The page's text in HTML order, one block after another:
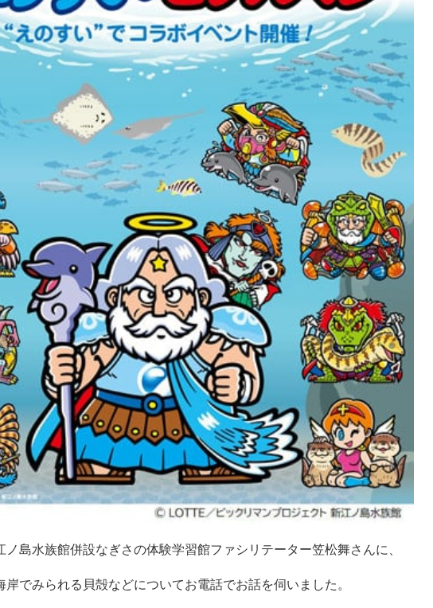
江ノ島水族館併設なぎさの体験学習館ファシリテーター笠松舞
岸でみられる貝殻などについてお電話でお話を伺いました。